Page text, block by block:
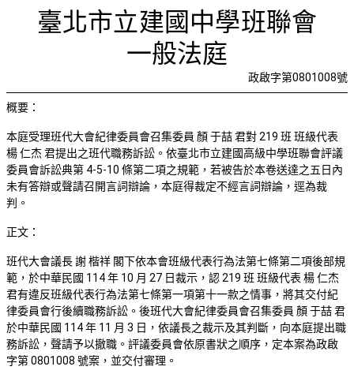
檢視法令 檢視公文 評委文書關於與使用條款
受理紀律
臺北市立建國中學班聯會
一般法庭
政啟字第0801008號
概要：
本庭受理班代大會紀律委員會召集委員 顏 于喆 君對 219 班 班級代表
楊 仁杰 君提出之班代職務訴訟。依臺北市立建國高級中學班聯會評議
委員會訴訟典第 4-5-10 條第二項之規範，若被告於本卷送達之五日內
未有答辯或聲請召開言詞辯論，本庭得裁定不經言詞辯論，逕為裁
判。
正文：
班代大會議長 謝 楷祥 閣下依本會班級代表行為法第七條第二項後部規
範，於中華民國 114年 10 月 27 日裁示，認 219 班 班級代表 楊 仁杰
君有違反班級代表行為法第七條第一項第十一款之情事，將其交付紀
律委員會行後續職務訴訟。後班代大會紀律委員會召集委員 顏 于喆 君
於中華民國 114年 11 月 3 日，依議長之裁示及其判斷，向本庭提出職
務訴訟，聲請予以撤職。評議委員會依原書狀之順序，定本案為政啟
字第0801008 號案，並交付審理。